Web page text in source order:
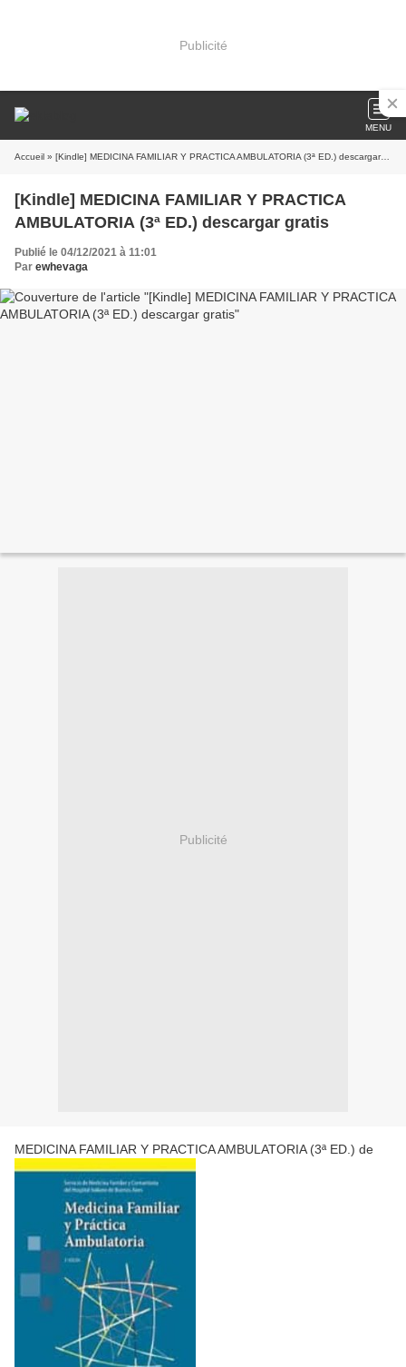
Publicité
MENU
Accueil » [Kindle] MEDICINA FAMILIAR Y PRACTICA AMBULATORIA (3ª ED.) descargar gratis
[Kindle] MEDICINA FAMILIAR Y PRACTICA
AMBULATORIA (3ª ED.) descargar gratis
Publié le 04/12/2021 à 11:01
Par ewhevaga
Publicité
MEDICINA FAMILIAR Y PRACTICA AMBULATORIA (3ª ED.) de